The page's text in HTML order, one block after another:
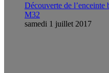
Découverte de
M32
samedi 1 juillet 2017